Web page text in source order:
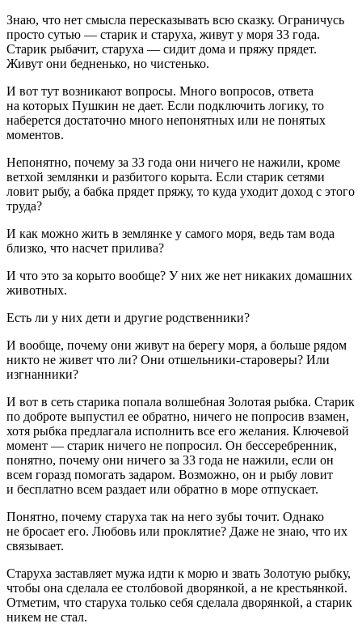
Знаю, что нет смысла пересказывать всю сказку. Ограничусь
просто сутью — старик и старуха, живут у моря 33 года.
Старик рыбачит, старуха — сидит дома и пряжу прядет.
Живут они бедненько, но чистенько.
И вот тут возникают вопросы. Много вопросов, ответа
на которых Пушкин не дает. Если подключить логику, то
наберется достаточно много непонятных или не понятых
моментов.
Непонятно, почему за 33 года они ничего не нажили, кроме
ветхой землянки и разбитого корыта. Если старик сетями
ловит рыбу, а бабка прядет пряжу, то куда уходит доход с этого
труда?
И как можно жить в землянке у самого моря, ведь там вода
близко, что насчет прилива?
И что это за корыто вообще? У них же нет никаких домашних
животных.
Есть ли у них дети и другие родственники?
И вообще, почему они живут на берегу моря, а больше рядом
никто не живет что ли? Они отшельники-староверы? Или
изгнанники?
И вот в сеть старика попала волшебная Золотая рыбка. Старик
по доброте выпустил ее обратно, ничего не попросив взамен,
хотя рыбка предлагала исполнить все его желания. Ключевой
момент — старик ничего не попросил. Он бессеребренник,
понятно, почему они ничего за 33 года не нажили, если он
всем горазд помогать задаром. Возможно, он и рыбу ловит
и бесплатно всем раздает или обратно в море отпускает.
Понятно, почему старуха так на него зубы точит. Однако
не бросает его. Любовь или проклятие? Даже не знаю, что их
связывает.
Старуха заставляет мужа идти к морю и звать Золотую рыбку,
чтобы она сделала ее столбовой дворянкой, а не крестьянкой.
Отметим, что старуха только себя сделала дворянкой, а старик
никем не стал.